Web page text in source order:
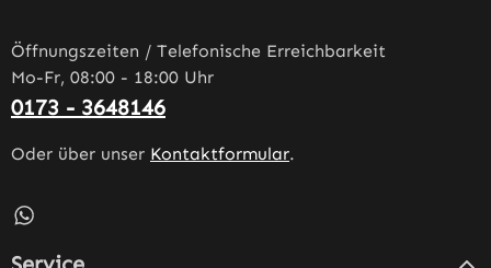
Öffnungszeiten / Telefonische Erreichbarkeit
Mo-Fr, 08:00 - 18:00 Uhr
0173 - 3648146
Oder über unser Kontaktformular.
Schreib uns auf WhatsApp – öffnet in neuem Tab